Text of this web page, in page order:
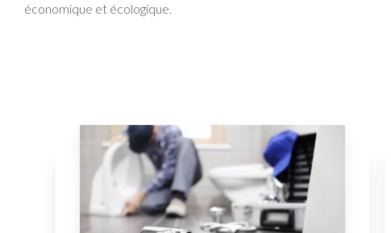
économique et écologique.